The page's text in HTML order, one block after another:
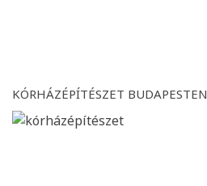
KÓRHÁZÉPÍTÉSZET BUDAPESTEN